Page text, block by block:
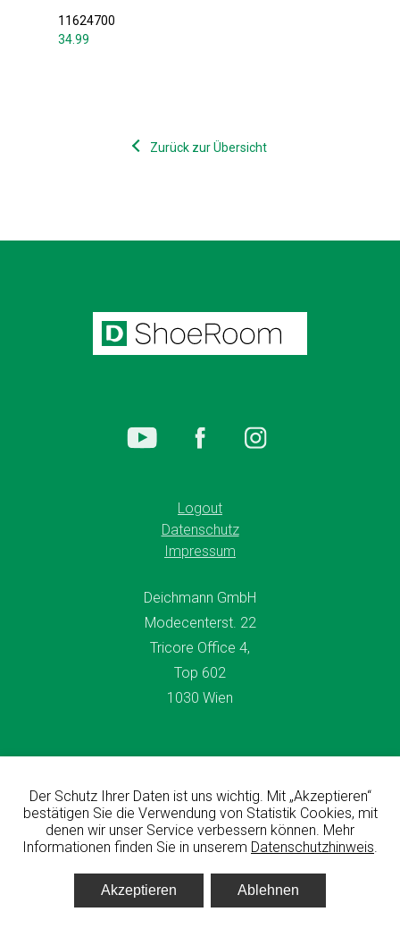
11624700
34.99
Zurück zur Übersicht
Deichmann GmbH
Modecenterst. 22
Tricore Office 4,
Top 602
1030 Wien
Logout
Datenschutz
Impressum
© All rights reserved Deichmann GmbH 2026
designed & developed byFuchsfabrik 🦊
Der Schutz Ihrer Daten ist uns wichtig. Mit „Akzeptieren“
bestätigen Sie die Verwendung von Statistik Cookies, mit
denen wir unser Service verbessern können. Mehr
Informationen finden Sie in unserem Datenschutzhinweis.
Akzeptieren Ablehnen